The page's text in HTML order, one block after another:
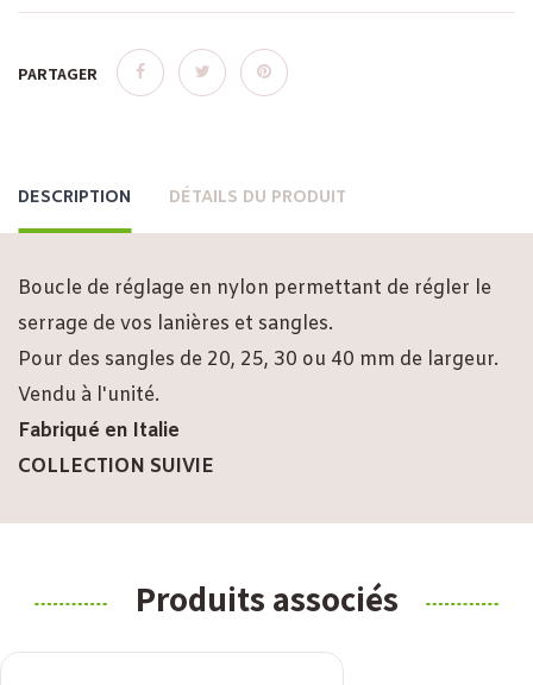
PARTAGER
DESCRIPTION DÉTAILS DU PRODUIT
Boucle de réglage en nylon permettant de régler le
serrage de vos lanières et sangles.
Pour des sangles de 20, 25, 30 ou 40 mm de largeur.
Vendu à l'unité.
Fabriqué en Italie
COLLECTION SUIVIE
Produits associés